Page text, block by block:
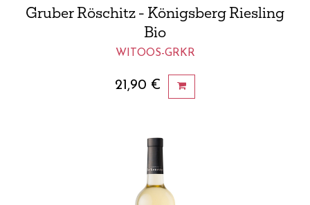
Gruber Röschitz - Königsberg Riesling
Bio
WITOOS-GRKR
21,90 €